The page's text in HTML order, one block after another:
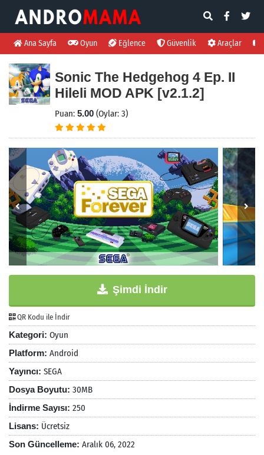
Ana Sayfa Oyun Eğlence Güvenlik Araçlar
Sonic The Hedgehog 4 Ep. II
Hileli MOD APK [v2.1.2]
Puan: 5.00 (Oylar: 3)
Şimdi İndir
QR Kodu ile İndir
Kategori: Oyun
Platform: Android
Yayıncı: SEGA
Dosya Boyutu: 30MB
İndirme Sayısı: 250
Lisans: Ücretsiz
Son Güncelleme: Aralık 06, 2022